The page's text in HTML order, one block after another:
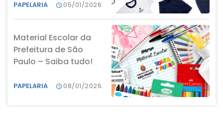
PAPELARIA 05/01/2026
Material Escolar da
Prefeitura de São
Paulo – Saiba tudo!
PAPELARIA 08/01/2026